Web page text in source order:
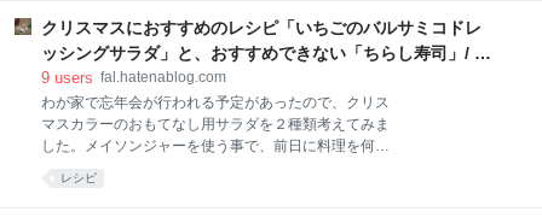
★米酢：大さじ１／２ ★オリーブオイル：大さじ１／
２ ★はちみつ：大さじ１／２ ★塩：２つまみ
ります。かわいらしいロゴマークを見つけてわくわ
く。 中に入ると予想外の光景に思わず「おーっ！」と
声を上げてしまいました。１階のメインエントランス
ゃれなショッピングモールを見たのは初めてです。 高
さ14 メートルの天井には流れ落ちる水の柱があり、
様々な色に変化します。大人も子供も夢中になって見
ていました。 食材を買う予定もないのに真っ先に入っ
クリスマスにおすすめのレシピ「いちごのバルサミコドレ
ッシングサラダ」と、おすすめできない「ちらし寿司」/ メ
イソンジャーを使った簡単レシピ 。 - 子連れでウロウロ…
fal::diary
9 users fal.hatenablog.com
わが家で忘年会が行われる予定があったので、クリス
マスカラーのおもてなし用サラダを２種類考えてみま
した。メイソンジャーを使う事で、前日に料理を何品
レシピ